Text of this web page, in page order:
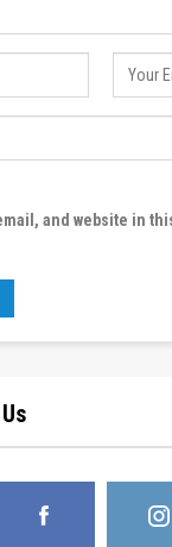
and website in